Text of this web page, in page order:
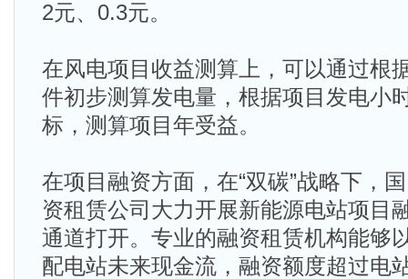
2元、0.3元。
在风电项目收益测算上，可以通过根
件初步测算发电量，根据项目发电小
标，测算项目年受益。
在项目融资方面，在“双碳”战略下，
资租赁公司大力开展新能源电站项目
通道打开。专业的融资租赁机构能够
配电站未来现金流，融资额度超过电